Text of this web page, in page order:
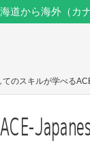
道から海外（カ
のスキルが学べる